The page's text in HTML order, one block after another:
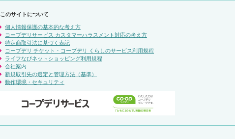
このサイトについて
個人情報保護の基本的な考え方
コープデリサービス カスタマーハラスメント対応の考え方
特定商取引法に基づく表記
コープデリ チケット・コープデリ くらしのサービス利用規程
ライフなびネットショッピング利用規程
会社案内
新規取引先の選定と管理方法（基準）
動作環境・セキュリティ